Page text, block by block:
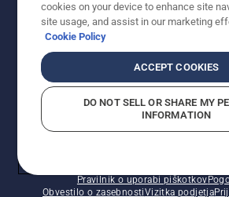
Pravilnik o uporabi piškotkov
Obvestilo o zasebnostiVizitka podjetja
cookies on your device to enhance site
site usage, and assist in our marketing
Cookie Policy
ACCEPT COOKIES
DO NOT SELL OR SHARE MY
INFORMATION